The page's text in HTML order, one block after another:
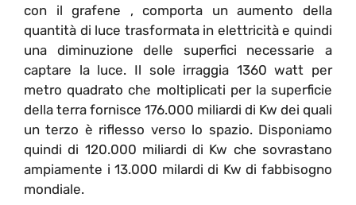
con il grafene , comporta un aumento della
quantità di luce trasformata in elettricità e quindi
una diminuzione delle superfici necessarie a
captare la luce. Il sole irraggia 1360 watt per
metro quadrato che moltiplicati per la superficie
della terra fornisce 176.000 miliardi di Kw dei quali
un terzo è riflesso verso lo spazio. Disponiamo
quindi di 120.000 miliardi di Kw che sovrastano
ampiamente i 13.000 milardi di Kw di fabbisogno
mondiale.